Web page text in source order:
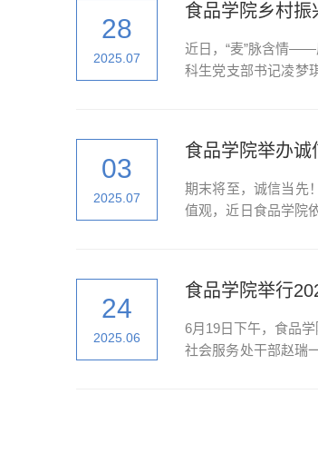
28
2025.07
食品学院乡村
近日，“麦”脉含情——
科生党支部书记凌梦
03
2025.07
食品学院举办诚
期末将至，诚信当先
值观，近日食品学院
24
2025.06
食品学院举行
6月19日下午，食品
社会服务处干部赵瑞